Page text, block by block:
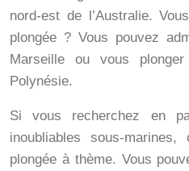
nord-est de l’Australie.
plongée ? Vous pouvez
Marseille ou vous
Polynésie.
Si vous recherchez en
inoubliables sous-
plongée à thème. Vous